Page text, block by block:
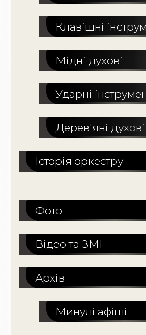
Клавішні
Мідні духові
Ударні
Дерев'яні духові
Історія оркестру
Фото
Відео та ЗМІ
Архів
Минулі афіші